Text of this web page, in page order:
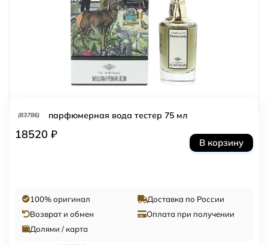
(83786) парфюмерная вода тестер 75 мл
18520 ₽
В корзину
100% оригинал
Доставка по России
Возврат и обмен
Оплата при получении
Долями / карта